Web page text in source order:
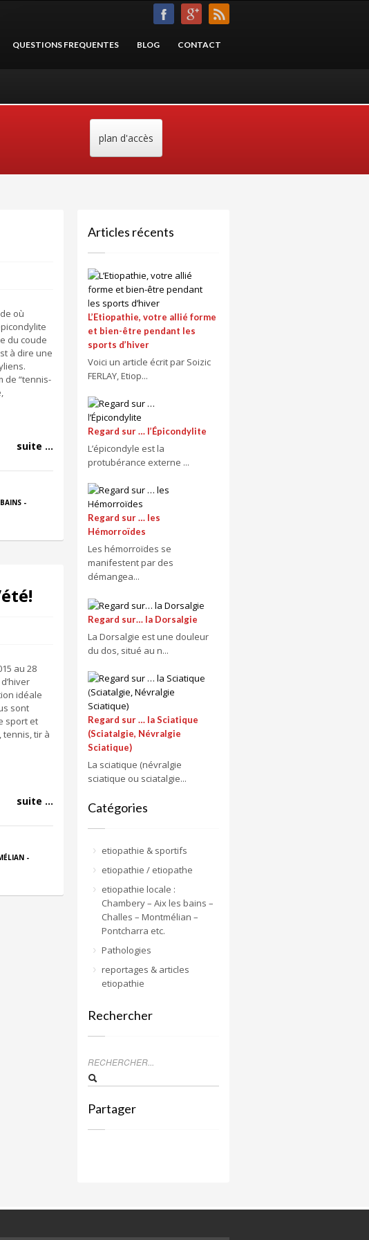
QUESTIONS FREQUENTES BLOG CONTACT
plan d'accès
où
du coude
à dire une
de “tennis-
suite ...
-
au 28
idéale
sont
sport et
tennis, tir à
suite ...
-
Articles récents
L’Etiopathie, votre allié forme
et bien-être pendant les
sports d’hiver
Voici un article écrit par Soizic
FERLAY, Etiop...
Regard sur … l’Épicondylite
L’épicondyle est la
protubérance externe ...
Regard sur … les
Hémorroïdes
Les hémorroïdes se
manifestent par des
démangea...
Regard sur… la Dorsalgie
La Dorsalgie est une douleur
du dos, situé au n...
Regard sur … la Sciatique
(Sciatalgie, Névralgie
Sciatique)
La sciatique (névralgie
sciatique ou sciatalgie...
Catégories
etiopathie & sportifs
etiopathie / etiopathe
etiopathie locale :
Chambery – Aix les bains –
Challes – Montmélian –
Pontcharra etc.
Pathologies
reportages & articles
etiopathie
Rechercher
Partager